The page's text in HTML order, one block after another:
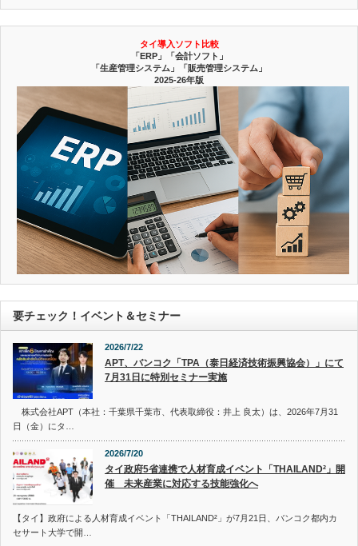
タイ導入ソフト比較
「ERP」「会計ソフト」
「生産管理システム」「販売管理システム」
2025-26年版
要チェック！イベント＆セミナー
2026/7/22
APT、バンコク「TPA（泰日経済技術振興協会）」にて
7月31日に特別セミナー実施
株式会社APT（本社：千葉県千葉市、代表取締役：井上 良太）は、2026年7月31
日（金）にタ…
2026/7/20
タイ政府5省連携で人材育成イベント「THAILAND²」開
催 未来産業に対応する技能強化へ
【タイ】政府による人材育成イベント「THAILAND²」が7月21日、バンコク都内カ
セサート大学で開…